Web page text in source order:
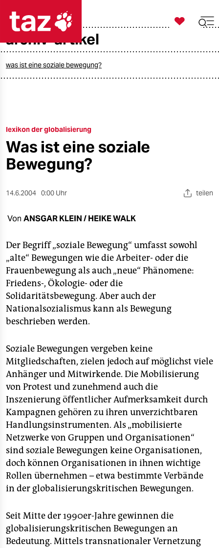
taz zahl ich
öko
gesellschaft
sport
berlin
nord
wahrheit
verlag
verlag
veranstaltungen
shop
fragen & hilfe
unterstützen
abo
genossenschaft
epaper login

taz zahl ich
archiv-artikel
was ist eine soziale bewegung?
lexikon der globalisierung
Was ist eine soziale
Bewegung?
14.6.2004 0:00 Uhr teilen
Von ANSGAR KLEIN / HEIKE WALK
Der Begriff „soziale Bewegung“ umfasst sowohl
„alte“ Bewegungen wie die Arbeiter- oder die
Frauenbewegung als auch „neue“ Phänomene:
Friedens-, Ökologie- oder die
Solidaritätsbewegung. Aber auch der
Nationalsozialismus kann als Bewegung
beschrieben werden.
Soziale Bewegungen vergeben keine
Mitgliedschaften, zielen jedoch auf möglichst viele
Anhänger und Mitwirkende. Die Mobilisierung
von Protest und zunehmend auch die
Inszenierung öffentlicher Aufmerksamkeit durch
Kampagnen gehören zu ihren unverzichtbaren
Handlungsinstrumenten. Als „mobilisierte
Netzwerke von Gruppen und Organisationen“
sind soziale Bewegungen keine Organisationen,
doch können Organisationen in ihnen wichtige
Rollen übernehmen – etwa bestimmte Verbände
in der globalisierungskritischen Bewegungen.
Seit Mitte der 1990er-Jahre gewinnen die
globalisierungskritischen Bewegungen an
Bedeutung. Mittels transnationaler Vernetzung